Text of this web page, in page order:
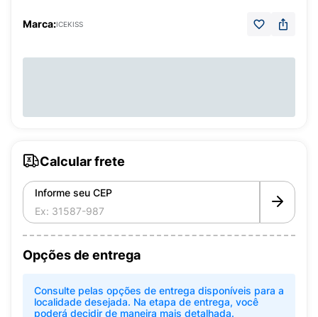
Marca:ICEKISS
Calcular frete
Informe seu CEP
Opções de entrega
Consulte pelas opções de entrega disponíveis para a
localidade desejada. Na etapa de entrega, você
poderá decidir de maneira mais detalhada.